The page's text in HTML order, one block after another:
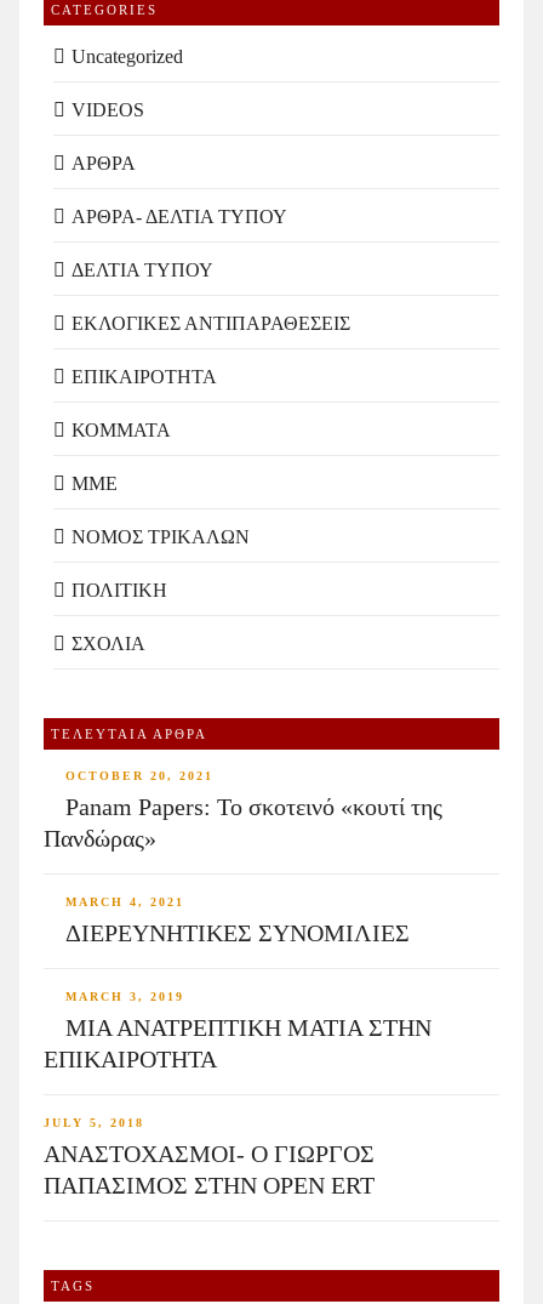
CATEGORIES
Uncategorized
VIDEOS
ΑΡΘΡΑ
ΑΡΘΡΑ- ΔΕΛΤΙΑ ΤΥΠΟΥ
ΔΕΛΤΙΑ ΤΥΠΟΥ
ΕΚΛΟΓΙΚΕΣ ΑΝΤΙΠΑΡΑΘΕΣΕΙΣ
ΕΠΙΚΑΙΡΟΤΗΤΑ
ΚΟΜΜΑΤΑ
ΜΜΕ
ΝΟΜΟΣ ΤΡΙΚΑΛΩΝ
ΠΟΛΙΤΙΚΗ
ΣΧΟΛΙΑ
ΤΕΛΕΥΤΑΙΑ ΑΡΘΡΑ
OCTOBER 20, 2021
Panam Papers: Το σκοτεινό «κουτί της
Πανδώρας»
MARCH 4, 2021
ΔΙΕΡΕΥΝΗΤΙΚΕΣ ΣΥΝΟΜΙΛΙΕΣ
MARCH 3, 2019
ΜΙΑ ΑΝΑΤΡΕΠΤΙΚΗ ΜΑΤΙΑ ΣΤΗΝ
ΕΠΙΚΑΙΡΟΤΗΤΑ
JULY 5, 2018
ΑΝΑΣΤΟΧΑΣΜΟΙ- Ο ΓΙΩΡΓΟΣ
ΠΑΠΑΣΙΜΟΣ ΣΤΗΝ OPEN ERT
TAGS